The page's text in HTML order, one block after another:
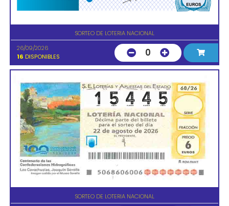
SORTEO DE LOTERIA NACIONAL
26/09/2026
16 DISPONIBLES 0
SORTEO DE LOTERIA NACIONAL